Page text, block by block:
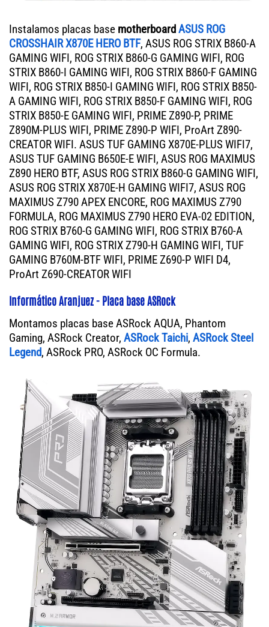
Instalamos placas base motherboardASUS ROG
CROSSHAIR X870E HERO BTF, ASUS ROG STRIX B860-A
GAMING WIFI, ROG STRIX B860-G GAMING WIFI, ROG
STRIX B860-I GAMING WIFI, ROG STRIX B860-F GAMING
WIFI, ROG STRIX B850-I GAMING WIFI, ROG STRIX B850-
A GAMING WIFI, ROG STRIX B850-F GAMING WIFI, ROG
STRIX B850-E GAMING WIFI, PRIME Z890-P, PRIME
Z890M-PLUS WIFI, PRIME Z890-P WIFI, ProArt Z890-
CREATOR WIFI. ASUS TUF GAMING X870E-PLUS WIFI7,
ASUS TUF GAMING B650E-E WIFI, ASUS ROG MAXIMUS
Z890 HERO BTF, ASUS ROG STRIX B860-G GAMING WIFI,
ASUS ROG STRIX X870E-H GAMING WIFI7, ASUS ROG
MAXIMUS Z790 APEX ENCORE, ROG MAXIMUS Z790
FORMULA, ROG MAXIMUS Z790 HERO EVA-02 EDITION,
ROG STRIX B760-G GAMING WIFI, ROG STRIX B760-A
GAMING WIFI, ROG STRIX Z790-H GAMING WIFI, TUF
GAMING B760M-BTF WIFI, PRIME Z690-P WIFI D4,
ProArt Z690-CREATOR WIFI
Informático Aranjuez - Placa base ASRock
Montamos placas base ASRock AQUA, Phantom
Gaming, ASRock Creator, ASRock Taichi, ASRock Steel
Legend, ASRock PRO, ASRock OC Formula.